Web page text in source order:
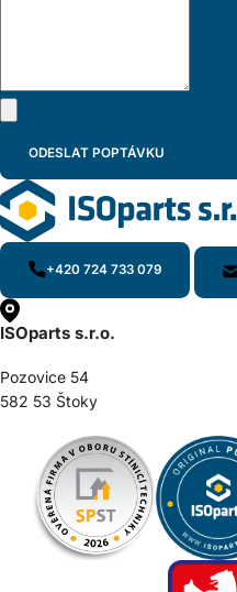
+420 724 733 079
ISOparts s.r.o.
Pozovice 54
582 53 Štoky